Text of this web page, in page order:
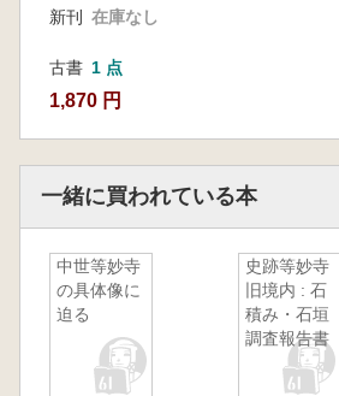
新刊 在庫なし
古書 1 点
1,870 円
一緒に買われている本
中世等妙寺
の具体像に
迫る
史跡等妙寺
旧境内 : 石
積み・石垣
調査報告書